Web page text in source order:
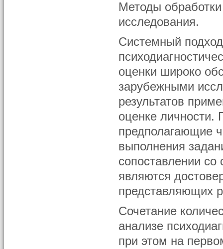
Методы обработки
исследования.
Системный подход
оценки широко
зарубежными
результатов
оценке личности.
предполагающие
выполнения
сопоставлении со
являются
представляющих
Сочетание
анализе
при этом на